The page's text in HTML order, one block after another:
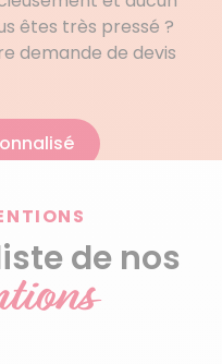
êtes très pressé ?
demande de devis
de nos